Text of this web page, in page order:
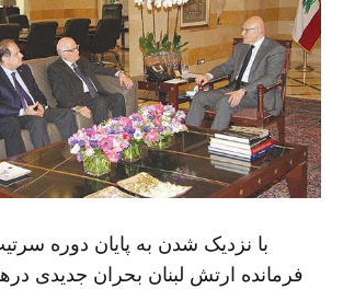
با نزدیک شدن به پایان دوره
فرمانده ارتش لبنان بحران جدیدی